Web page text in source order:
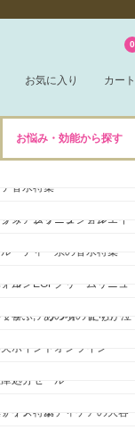
お気に入り カート
0
お悩み・効能から探す